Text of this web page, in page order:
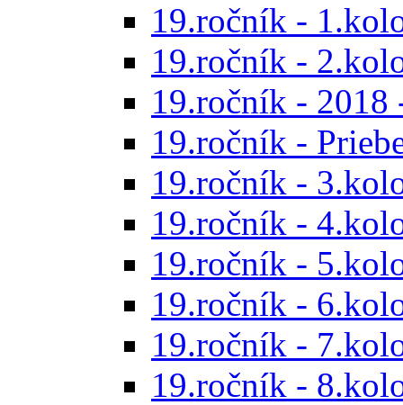
19.ročník -
19.ročník -
19.ročník - 2018
19.ročník -
19.ročník -
19.ročník -
19.ročník -
19.ročník -
19.ročník -
19.ročník -